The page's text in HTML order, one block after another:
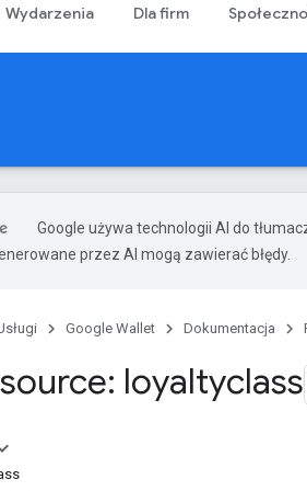
Wydarzenia Dla firm
Google używa technologii AI do
przez AI mogą zawierać błędy.
Google Wallet Dokumentacja
loyaltyclass